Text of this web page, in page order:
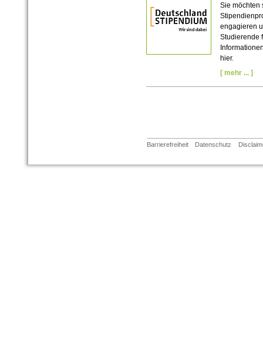
Sie möchten
engagieren
Studierende
hier.
[ mehr ... ]
Barrierefreiheit Datenschutz